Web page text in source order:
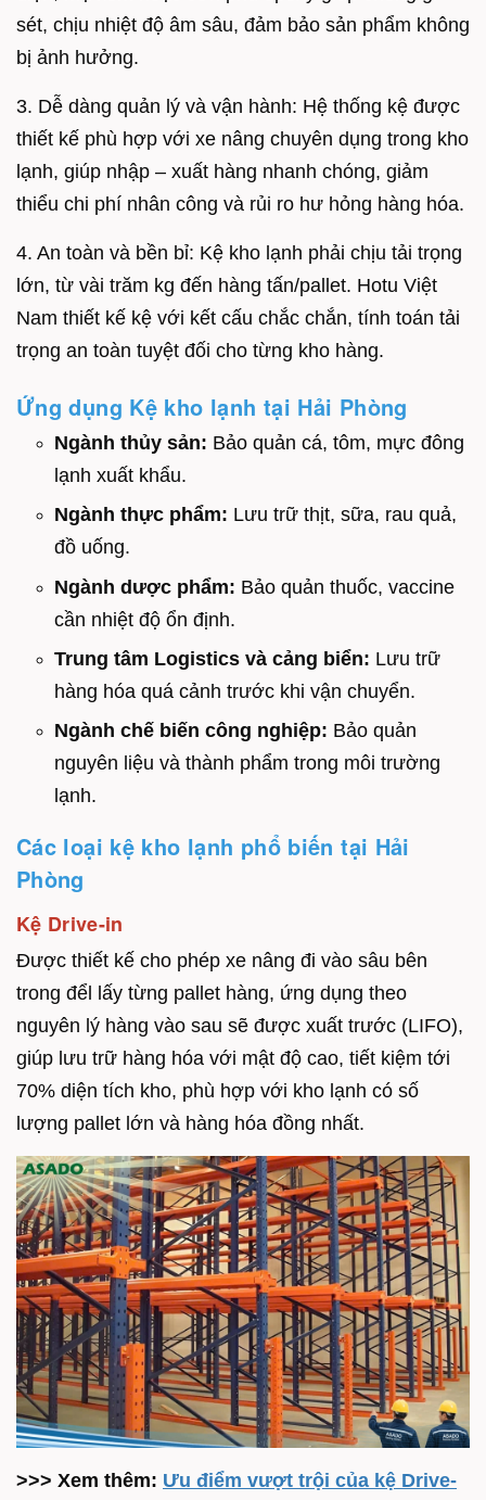
sét, chịu nhiệt độ âm sâu, đảm bảo sản phẩm không
bị ảnh hưởng.
3. Dễ dàng quản lý và vận hành: Hệ thống kệ được
thiết kế phù hợp với xe nâng chuyên dụng trong kho
lạnh, giúp nhập – xuất hàng nhanh chóng, giảm
thiểu chi phí nhân công và rủi ro hư hỏng hàng hóa.
4. An toàn và bền bỉ: Kệ kho lạnh phải chịu tải trọng
lớn, từ vài trăm kg đến hàng tấn/pallet. Hotu Việt
Nam thiết kế kệ với kết cấu chắc chắn, tính toán tải
trọng an toàn tuyệt đối cho từng kho hàng.
Ứng dụng Kệ kho lạnh tại Hải Phòng
Ngành thủy sản: Bảo quản cá, tôm, mực đông
lạnh xuất khẩu.
Ngành thực phẩm: Lưu trữ thịt, sữa, rau quả,
đồ uống.
Ngành dược phẩm: Bảo quản thuốc, vaccine
cần nhiệt độ ổn định.
Trung tâm Logistics và cảng biển: Lưu trữ
hàng hóa quá cảnh trước khi vận chuyển.
Ngành chế biến công nghiệp: Bảo quản
nguyên liệu và thành phẩm trong môi trường
lạnh.
Các loại kệ kho lạnh phổ biến tại Hải
Phòng
Kệ Drive-in
Được thiết kế cho phép xe nâng đi vào sâu bên
trong đểl lấy từng pallet hàng, ứng dụng theo
nguyên lý hàng vào sau sẽ được xuất trước (LIFO),
giúp lưu trữ hàng hóa với mật độ cao, tiết kiệm tới
70% diện tích kho, phù hợp với kho lạnh có số
lượng pallet lớn và hàng hóa đồng nhất.
>>> Xem thêm: Ưu điểm vượt trội của kệ Drive-